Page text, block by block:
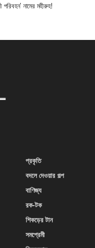
নামের মহীরুহ!
প্রকৃতি
বদলে দেওয়ার গল্প
বাণিজ্য
রক-টক
শিকড়ের টান
সমপ্রেমী